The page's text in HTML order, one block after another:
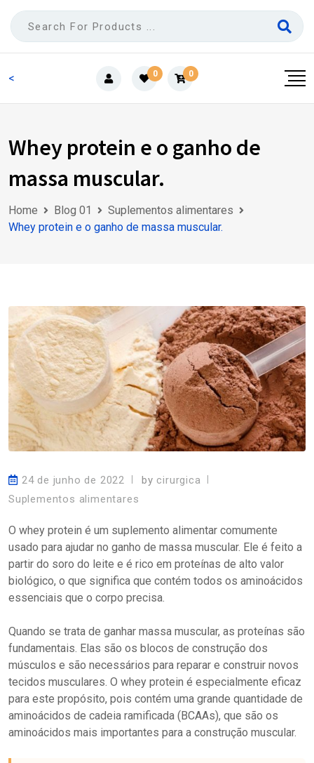
Skip
content
<
0 0
Whey protein e o ganho de
massa muscular.
Home Blog 01
Suplementos alimentares
Whey protein e o ganho de massa muscular.
24 de junho de 2022 by cirurgica
Suplementos alimentares
O whey protein é um suplemento alimentar comumente
usado para ajudar no ganho de massa muscular. Ele é feito a
partir do soro do leite e é rico em proteínas de alto valor
biológico, o que significa que contém todos os aminoácidos
essenciais que o corpo precisa.
Quando se trata de ganhar massa muscular, as proteínas são
fundamentais. Elas são os blocos de construção dos
músculos e são necessários para reparar e construir novos
tecidos musculares. O whey protein é especialmente eficaz
para este propósito, pois contém uma grande quantidade de
aminoácidos de cadeia ramificada (BCAAs), que são os
aminoácidos mais importantes para a construção muscular.